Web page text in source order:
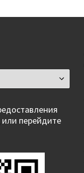
или перейдите